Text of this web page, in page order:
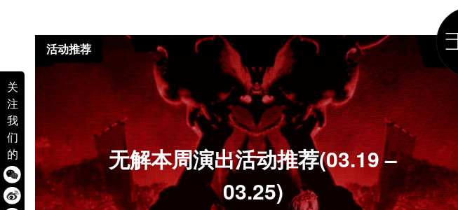
关
注
我
们
的
无解本周演出活动推荐(03.19 –
03.25)
活动推荐